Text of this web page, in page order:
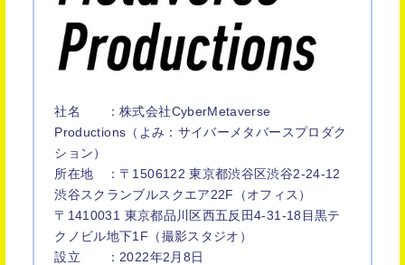
社名 ：株式会社CyberMetaverse
Productions（よみ：サイバーメタバースプロダク
ション）
所在地 ：〒1506122 東京都渋谷区渋谷2-24-12
渋谷スクランブルスクエア22F（オフィス）
〒1410031 東京都品川区西五反田4-31-18目黒テ
クノビル地下1F（撮影スタジオ）
設立 ：2022年2月8日